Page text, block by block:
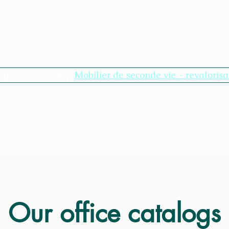
Nouvelle page Our Universes Plus
Mobilier de seconde vie -
Our office catalogs